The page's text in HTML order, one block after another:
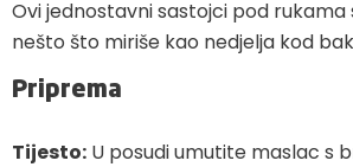
Ovi jednostavni sastojci pod
nešto što miriše kao nedjelja kod
Priprema
Tijesto: U posudi umutite maslac s